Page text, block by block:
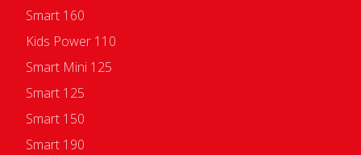
Smart 160
Kids Power 110
Smart Mini 125
Smart 125
Smart 150
Smart 190